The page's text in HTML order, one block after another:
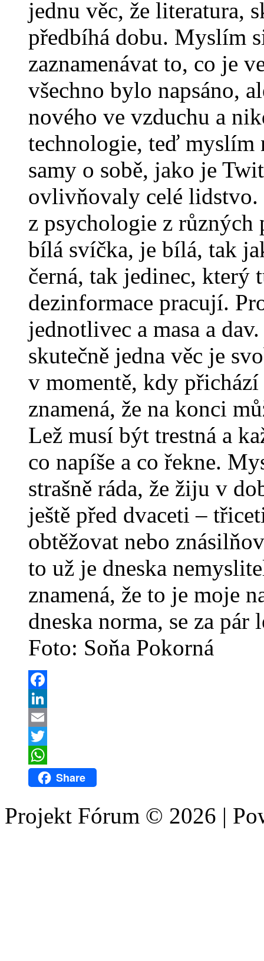
jednu věc, že literatura,
předbíhá dobu. Myslím
zaznamenávat to, co je
všechno bylo napsáno,
nového ve vzduchu a
technologie, teď myslím
samy o sobě, jako je
ovlivňovaly celé
z psychologie z různých
bílá svíčka, je bílá, tak
černá, tak jedinec, který
dezinformace pracují.
jednotlivec a masa a
skutečně jedna věc je
v momentě, kdy
znamená, že na konci
Lež musí být trestná a
co napíše a co řekne.
strašně ráda, že žiju v
ještě před dvaceti –
obtěžovat nebo
to už je dneska
znamená, že to je moje
dneska norma, se za pár
Foto: Soňa Pokorná
Facebook
LinkedIn
Email
Twitter
WhatsAppShare
Projekt Fórum © 2026 |